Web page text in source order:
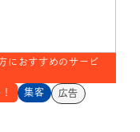
におすすめのサービ
集客 広告